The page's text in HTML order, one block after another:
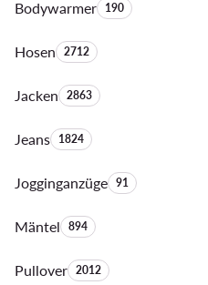
BodywarmerAnzahl der
190
HosenAnzahl der Produkte:
2712
JackenAnzahl der Produkte:
2863
JeansAnzahl der Produkte:
1824
JogginganzügeAnzahl der
91
MäntelAnzahl der Produkte:
894
PulloverAnzahl der Produkte:
2012